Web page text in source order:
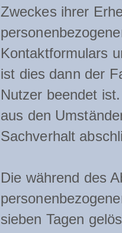
Zweckes ihrer
Kontaktformulars
ist dies dann der
Nutzer beendet
aus den
Sachverhalt
Die während des
sieben Tagen